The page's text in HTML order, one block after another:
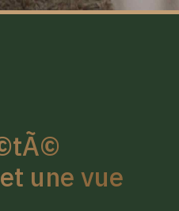
et une vue